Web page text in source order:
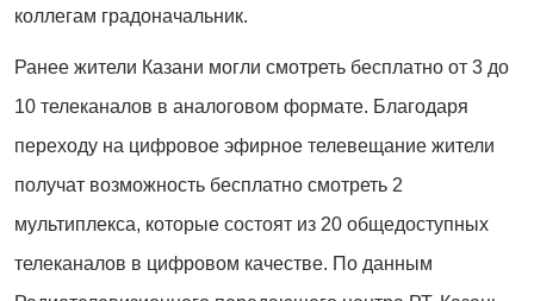
коллегам градоначальник.
Ранее жители Казани могли смотреть бесплатно от 3 до
10 телеканалов в аналоговом формате. Благодаря
переходу на цифровое эфирное телевещание жители
получат возможность бесплатно смотреть 2
мультиплекса, которые состоят из 20 общедоступных
телеканалов в цифровом качестве. По данным